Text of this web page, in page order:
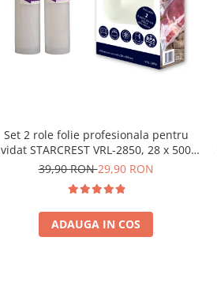
Set 2 role folie profesionala pentru
vidat STARCREST VRL-2850, 28 x 500
cm, rezistente, reutilizabile, sous vide,
transparent
39,90 RON29,90 RON
ADAUGA IN COS